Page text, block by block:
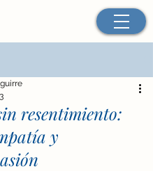
resentimiento:
y